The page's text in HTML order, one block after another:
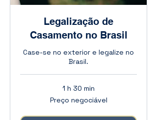
Legalização de
Casamento no Brasil
Case-se no exterior e legalize no
Brasil.
1 h 30 min
Preço negociável